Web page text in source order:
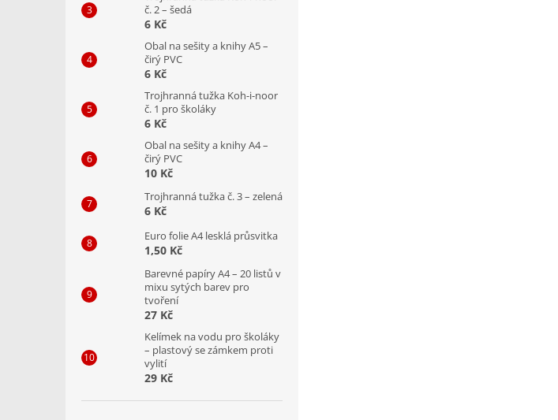
č. 2 – šedá
6 Kč
Obal na sešity a knihy A5 –
čirý PVC
6 Kč
Trojhranná tužka Koh-i-noor
č. 1 pro školáky
6 Kč
Obal na sešity a knihy A4 –
čirý PVC
10 Kč
Trojhranná tužka č. 3 – zelená
6 Kč
Euro folie A4 lesklá průsvitka
1,50 Kč
Barevné papíry A4 – 20 listů v
mixu sytých barev pro
tvoření
27 Kč
Kelímek na vodu pro školáky
– plastový se zámkem proti
vylití
29 Kč